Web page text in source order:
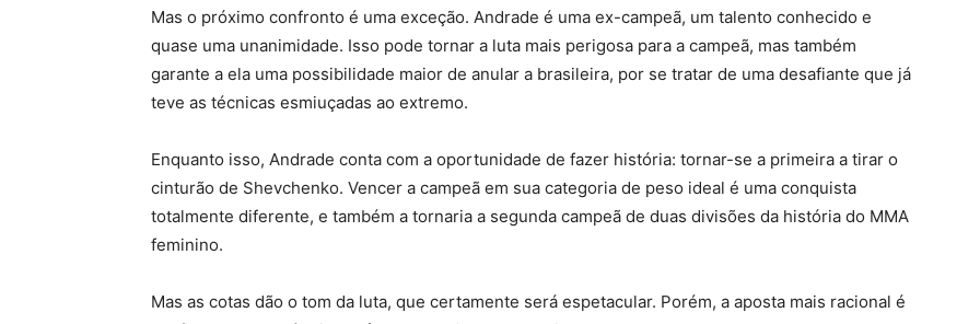
Mas o próximo confronto é uma exceção. Andrade é uma ex-campeã, um talento conhecido e
quase uma unanimidade. Isso pode tornar a luta mais perigosa para a campeã, mas também
garante a ela uma possibilidade maior de anular a brasileira, por se tratar de uma desafiante que já
teve as técnicas esmiuçadas ao extremo.
Enquanto isso, Andrade conta com a oportunidade de fazer história: tornar-se a primeira a tirar o
cinturão de Shevchenko. Vencer a campeã em sua categoria de peso ideal é uma conquista
totalmente diferente, e também a tornaria a segunda campeã de duas divisões da história do MMA
feminino.
Mas as cotas dão o tom da luta, que certamente será espetacular. Porém, a aposta mais racional é